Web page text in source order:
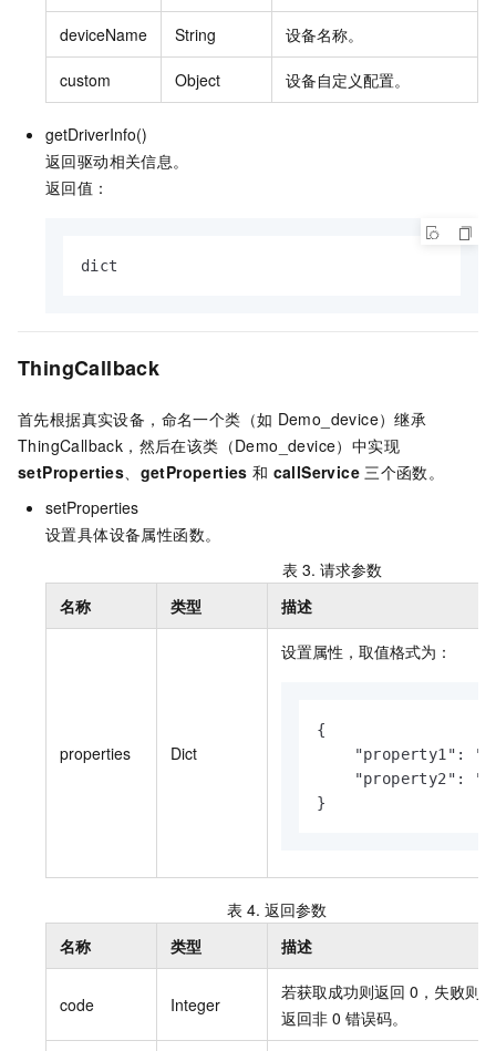
deviceName String 设备名称。
custom Object 设备自定义配置。
getDriverInfo()
返回驱动相关信息。
返回值：
dict
ThingCallback
首先根据真实设备，命名一个类（如 Demo_device）继承
ThingCallback，然后在该类（Demo_device）中实现
setProperties、 getProperties 和 callService 三个函数。
setProperties
设置具体设备属性函数。
表 3. 请求参数
名称
类型 描述
properties Dict
设置属性，取值格式为：
{
"property1":
"property2":
}
表 4. 返回参数
名称
类型 描述
code Integer
若获取成功则返回 0，失败则
返回非 0 错误码。